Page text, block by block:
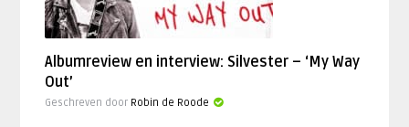
Albumreview en interview: Silvester – ‘My Way
Out’
Geschreven door Robin de Roode